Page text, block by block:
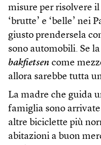
misure per risolvere
‘brutte’ e ‘belle’ nei
giusto prendersela
sono automobili. Se
bakfietsen come
allora sarebbe tutta
La madre che guida
famiglia sono
altre biciclette più
abitazioni a buon